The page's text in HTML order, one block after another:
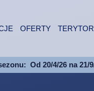
OFERTY
Od 20/4/26 na 21/